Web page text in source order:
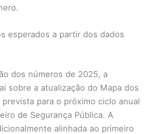
esperados a partir dos dados
dos números de 2025, a
sobre a atualização do Mapa dos
para o próximo ciclo anual
de Segurança Pública. A
alinhada ao primeiro